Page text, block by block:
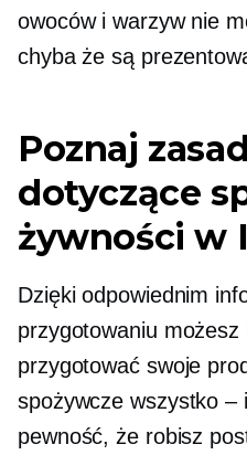
owoców i warzyw nie
chyba że są
Poznaj
dotyczące
żywności w
Dzięki odpowiednim
przygotowaniu możesz
przygotować swoje
spożywczewszystko – i
pewność, że robisz